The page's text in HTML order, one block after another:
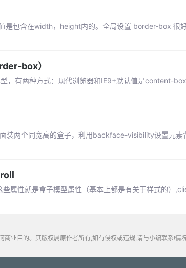
是包含在width，height内的。全局设置 border-box 很
box）
，有两种方式：现代浏览器和IE9+默认值是content-
装两个同宽高的盒子，利用backface-visibility设置元素
属性就是盒子模型属性（基本上都是有关于样式的）
商业目的。其版权属原作者所有,如有侵权或违规,请与小编联系!情